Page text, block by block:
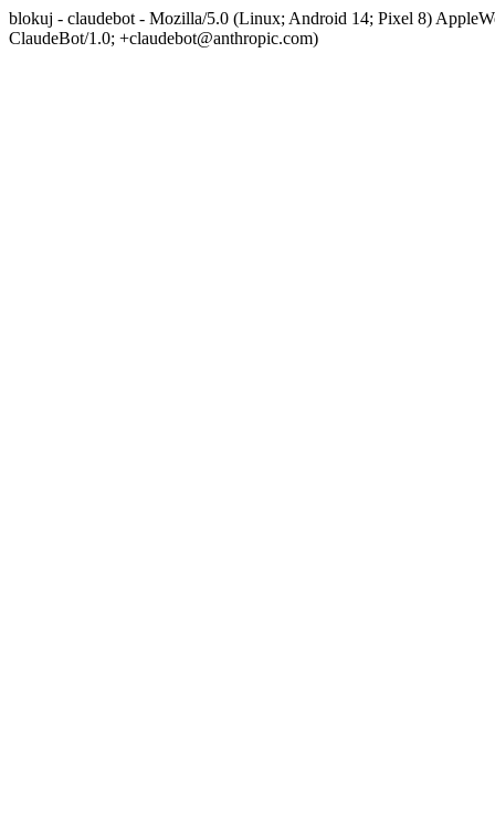
blokuj - claudebot - Mozilla/5.0 (Linux; Android 14; Pixel 8)
ClaudeBot/1.0; +claudebot@anthropic.com)